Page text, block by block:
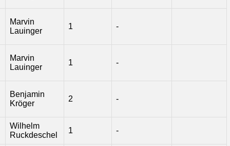
Marvin
Lauinger
1 -
Marvin
Lauinger
1 -
Benjamin
Kröger
2 -
Wilhelm
Ruckdeschel
1 -